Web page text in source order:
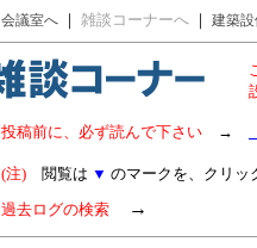
会議室へ ｜ 雑談コーナーへ ｜ 建築
投稿前に、必ず読んで下さい →
(注) 閲覧は ▼ のマークを、クリッ
過去ログの検索 →